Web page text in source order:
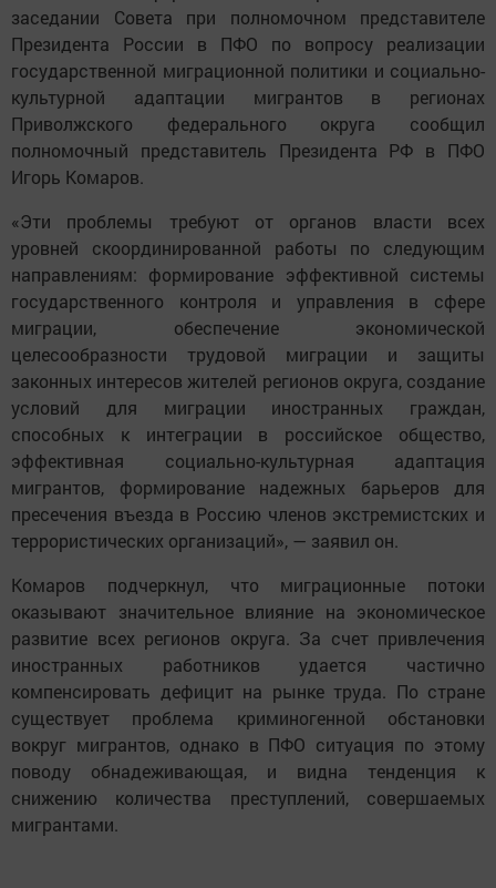
заседании Совета при полномочном представителе
Президента России в ПФО по вопросу реализации
государственной миграционной политики и социально-
культурной адаптации мигрантов в регионах
Приволжского федерального округа сообщил
полномочный представитель Президента РФ в ПФО
Игорь Комаров.
«Эти проблемы требуют от органов власти всех
уровней скоординированной работы по следующим
направлениям: формирование эффективной системы
государственного контроля и управления в сфере
миграции, обеспечение экономической
целесообразности трудовой миграции и защиты
законных интересов жителей регионов округа, создание
условий для миграции иностранных граждан,
способных к интеграции в российское общество,
эффективная социально-культурная адаптация
мигрантов, формирование надежных барьеров для
пресечения въезда в Россию членов экстремистских и
террористических организаций», — заявил он.
Комаров подчеркнул, что миграционные потоки
оказывают значительное влияние на экономическое
развитие всех регионов округа. За счет привлечения
иностранных работников удается частично
компенсировать дефицит на рынке труда. По стране
существует проблема криминогенной обстановки
вокруг мигрантов, однако в ПФО ситуация по этому
поводу обнадеживающая, и видна тенденция к
снижению количества преступлений, совершаемых
мигрантами.